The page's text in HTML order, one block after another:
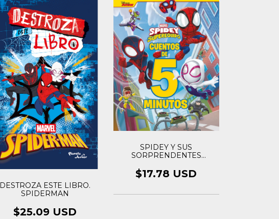
DESTROZA ESTE LIBRO.
SPIDERMAN
$25.09 USD
SPIDEY Y SUS
SORPRENDENTES
MINUTOS
$17.78 USD